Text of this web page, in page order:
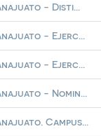
- Disti...
- Ejerc...
- Ejerc...
- Nomin...
Campus...